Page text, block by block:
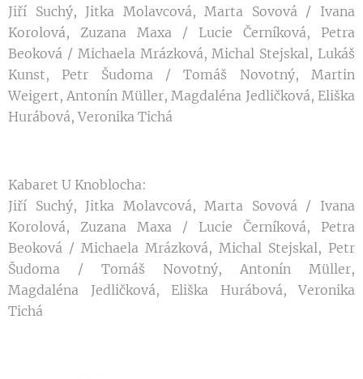
Jiří Suchý, Jitka Molavcová, Marta Sovová / Ivana
Korolová, Zuzana Maxa / Lucie Černíková, Petra
Beoková / Michaela Mrázková, Michal Stejskal, Lukáš
Kunst, Petr Šudoma / Tomáš Novotný, Martin
Weigert, Antonín Müller, Magdaléna Jedličková, Eliška
Hurábová, Veronika Tichá
Kabaret U Knoblocha:
Jiří Suchý, Jitka Molavcová, Marta Sovová / Ivana
Korolová, Zuzana Maxa / Lucie Černíková, Petra
Beoková / Michaela Mrázková, Michal Stejskal, Petr
Šudoma / Tomáš Novotný, Antonín Müller,
Magdaléna Jedličková, Eliška Hurábová, Veronika
Tichá